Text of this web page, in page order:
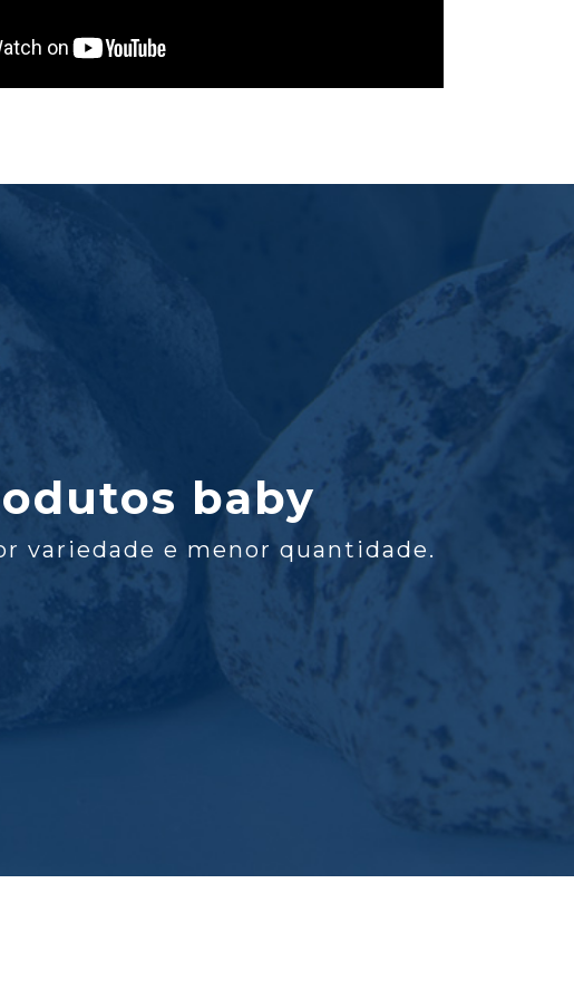
baby
variedade e menor quantidade.